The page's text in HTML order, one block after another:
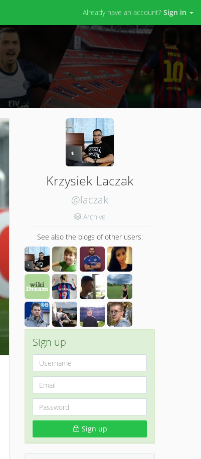
Already have an account? Sign in
Krzysiek Laczak
@laczak
Archive
See also the blogs of other users:
Sign up
Sign up